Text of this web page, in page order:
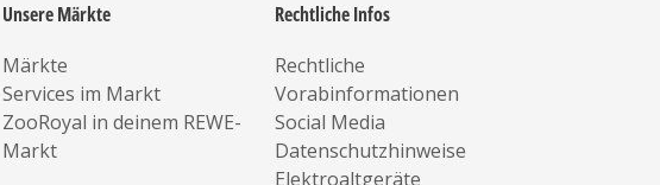
Unsere Märkte
Märkte
Services im Markt
ZooRoyal in deinem REWE-
Markt
Rechtliche Infos
Rechtliche
Vorabinformationen
Social Media
Datenschutzhinweise
Elektroaltgeräte